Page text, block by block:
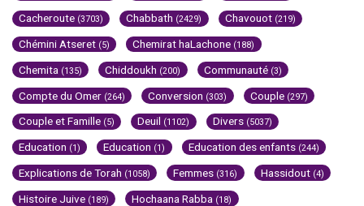
Cacheroute (3703) Chabbath (2429) Chavouot (219)
Chémini Atseret (5) Chemirat haLachone (188)
Chemita (135) Chiddoukh (200) Communauté (3)
Compte du Omer (264) Conversion (303) Couple (297)
Couple et Famille (5) Deuil (1102) Divers (5037)
Education (1) Education (1) Education des enfants (244)
Explications de Torah (1058) Femmes (316) Hassidout (4)
Histoire Juive (189) Hochaana Rabba (18)